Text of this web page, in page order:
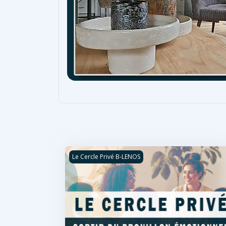
Le Cercle Privé
Le Cercle Privé B-LENOS